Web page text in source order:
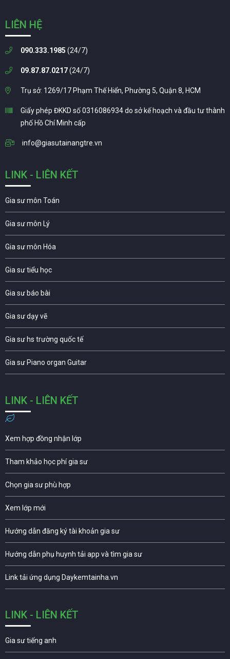
LIÊN HỆ
090.333.1985 (24/7)
09.87.87.0217(24/7)
Trụ sở: 1269/17 Phạm Thế Hiển, Phường 5, Quận 8, HCM
Giấy phép ĐKKD số 0316086934 do sở kế hoạch và đầu tư thành
phố Hồ Chí Minh cấp
info@giasutainangtre.vn
LINK - LIÊN KẾT
Gia sư môn Toán
Gia sư môn Lý
Gia sư môn Hóa
Gia sư tiểu học
Gia sư báo bài
Gia sư dạy vẽ
Gia sư hs trường quốc tế
Gia sư Piano organ Guitar
LINK - LIÊN KẾT
Xem hợp đồng nhận lớp
Tham khảo học phí gia sư
Chọn gia sư phù hợp
Xem lớp mới
Hướng dẫn đăng ký tài khoản gia sư
Hướng dẫn phụ huynh tải app và tìm gia sư
Link tải ứng dụng Daykemtainha.vn
LINK - LIÊN KẾT
Gia sư tiếng anh